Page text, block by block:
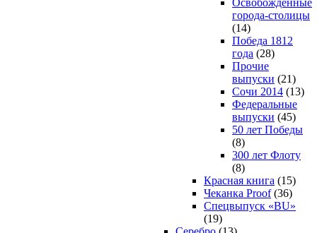
города-столицы
(14)
Победа 1812
года (28)
Прочие
выпуски (21)
Сочи 2014 (13)
Федеральные
выпуски (45)
50 лет Победы
(8)
300 лет Флоту
(8)
Красная книга (15)
Чеканка Proof(36)
Спецвыпуск «BU»
(19)